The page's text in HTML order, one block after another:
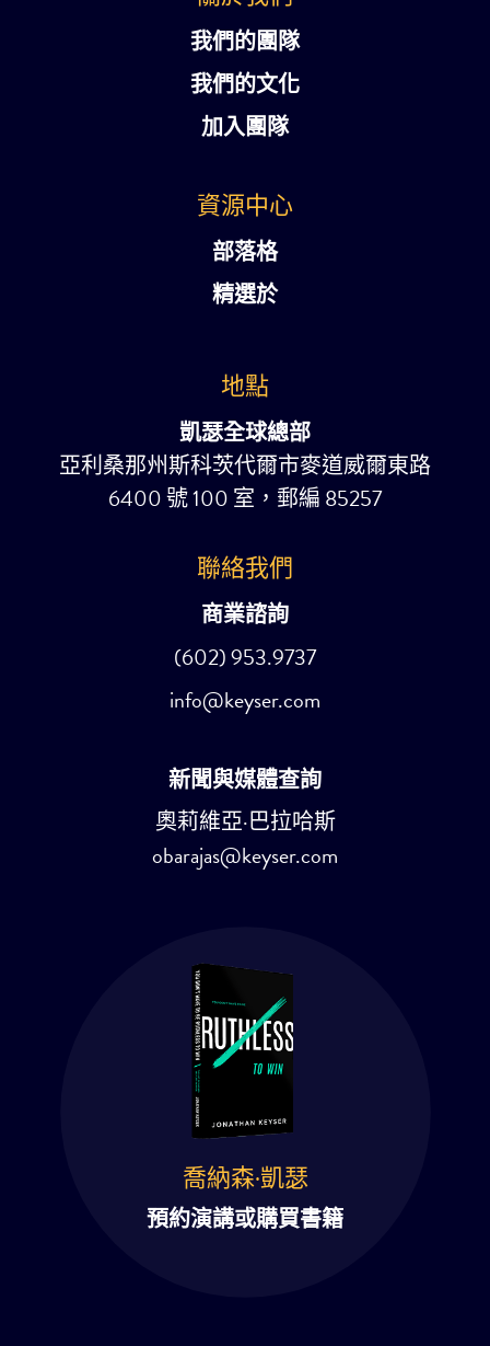
我們的團隊
我們的文化
加入團隊
資源中心
部落格
精選於
地點
凱瑟全球總部
亞利桑那州斯科茨代爾市麥道威爾東路
6400 號 100 室，郵編 85257
聯絡我們
商業諮詢
(602) 953.9737
info@keyser.com
新聞與媒體查詢
奧莉維亞·巴拉哈斯
obarajas@keyser.com
喬納森·凱瑟
預約演講或購買書籍